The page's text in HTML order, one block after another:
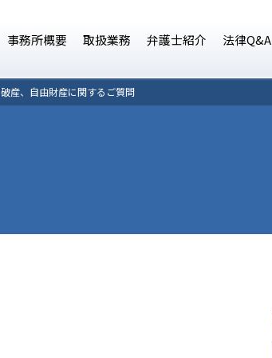
事務所概要 取扱業務 弁護士紹介 法律Q&A
破産、自由財産に関するご質問